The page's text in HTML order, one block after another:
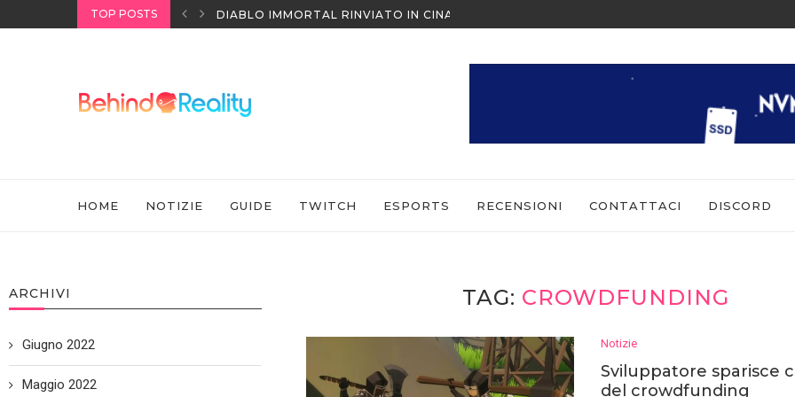
TOP POSTS
SONY DIABLO IMMORTAL RINVIATO IN CINA ALL’ULTIMO MOMENTO
HOME NOTIZIE GUIDE TWITCH ESPORTS RECENSIONI CONTATTACI DISCORD
TAG: CROWDFUNDING
Notizie
Sviluppatore sparisce
del crowdfunding
ARCHIVI
Giugno 2022
Maggio 2022